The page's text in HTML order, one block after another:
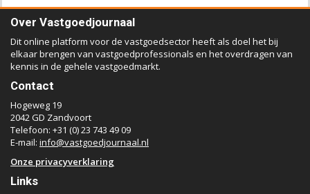
Over Vastgoedjournaal
Dit online platform voor de vastgoedsector heeft als doel het bij
elkaar brengen van vastgoedprofessionals en het overdragen van
kennis in de gehele vastgoedmarkt.
Contact
Hogeweg 19
2042 GD Zandvoort
Telefoon: +31 (0) 23 743 49 09
E-mail: info@vastgoedjournaal.nl
Onze privacyverklaring
Links